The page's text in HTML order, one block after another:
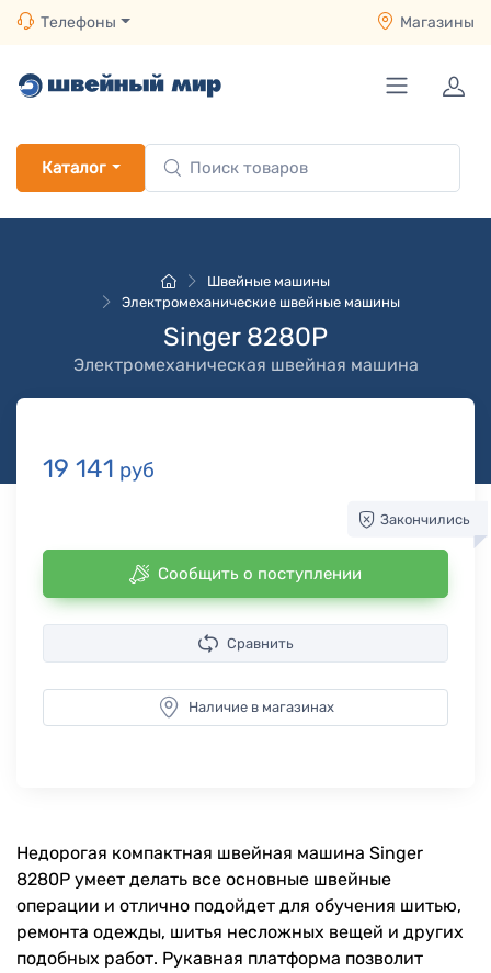
Телефоны Магазины
Каталог
Швейные машины
Электромеханические швейные машины
Singer 8280P
Электромеханическая швейная машина
19 141 руб
Закончились
Сообщить о поступлении
Сравнить
Наличие в магазинах
Недорогая компактная швейная машина Singer
8280P умеет делать все основные швейные
операции и отлично подойдет для обучения шитью,
ремонта одежды, шитья несложных вещей и других
подобных работ. Рукавная платформа позволит